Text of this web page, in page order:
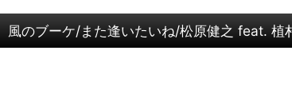
風のブーケ/また逢いたいね/松原健之 feat.